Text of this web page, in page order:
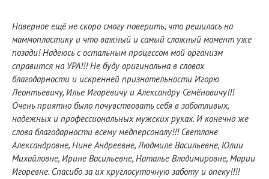
Наверное ещё не скоро смогу поверить, что решилась на
маммопластику и что важный и самый сложный момент уже
позади! Надеюсь с остальным процессом мой организм
справится на УРА!!! Не буду оригинальна в словах
благодарности и искренней признательности Игорю
Леонтьевичу, Илье Игоревичу и Александру Семёновичу!!!
Очень приятно было почувствовать себя в заботливых,
надежных и профессиональных мужских руках. И конечно же
слова благодарности всему медперсоналу!!! Светлане
Александровне, Нине Андреевне, Людмиле Васильевне, Юлии
Михайловне, Ирине Васильевне, Наталье Владимировне, Марии
Игоревне. Спасибо за их круглосуточную заботу и опеку!!!!